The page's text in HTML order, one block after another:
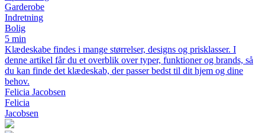
Garderobe
Indretning
Bolig
5 min
Klædeskabe findes i mange størrelser, designs og prisklasser. I
denne artikel får du et overblik over typer, funktioner og brands, så
du kan finde det klædeskab, der passer bedst til dit hjem og dine
behov.
Felicia Jacobsen
Felicia
Jacobsen